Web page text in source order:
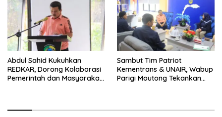
Abdul Sahid Kukuhkan
REDKAR, Dorong Kolaborasi
Pemerintah dan Masyarakat
Sambut Tim Patriot
Kementrans & UNAIR, Wabup
Parigi Moutong Tekankan